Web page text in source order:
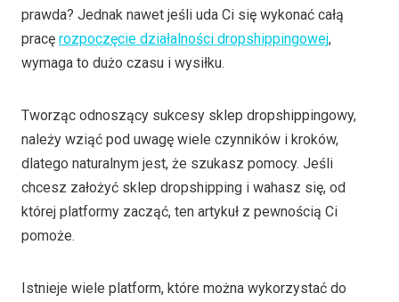
prawda? Jednak nawet jeśli uda Ci się wykonać całą
pracę rozpoczęcie działalności dropshippingowej,
wymaga to dużo czasu i wysiłku.
Tworząc odnoszący sukcesy sklep dropshippingowy,
należy wziąć pod uwagę wiele czynników i kroków,
dlatego naturalnym jest, że szukasz pomocy. Jeśli
chcesz założyć sklep dropshipping i wahasz się, od
której platformy zacząć, ten artykuł z pewnością Ci
pomoże.
Istnieje wiele platform, które można wykorzystać do